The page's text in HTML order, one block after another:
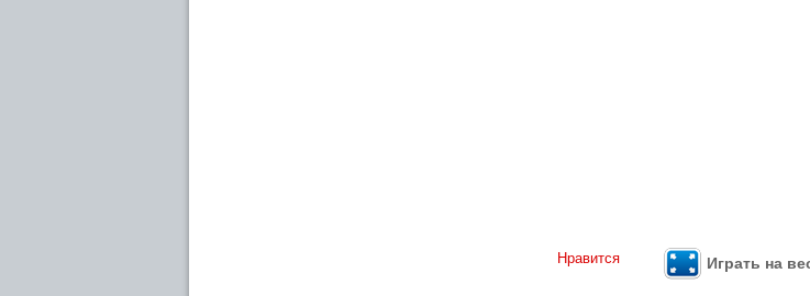
Нравится Играть на